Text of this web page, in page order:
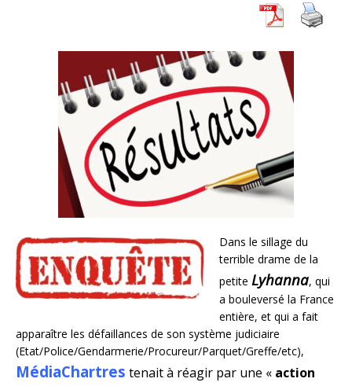
Dans le sillage du
terrible drame de la
petite Lyhanna, qui
a bouleversé la France
entière, et qui a fait
apparaître les défaillances de son système judiciaire
(Etat/Police/Gendarmerie/Procureur/Parquet/Greffe/etc),
MédiaChartres tenait à réagir par une « action